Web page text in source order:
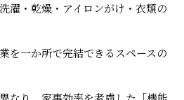
濯・乾燥・アイロンがけ・衣類の
を一か所で完結できるスペースの